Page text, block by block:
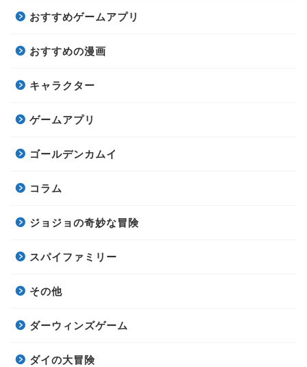
おすすめゲームアプリ
おすすめの漫画
キャラクター
ゲームアプリ
ゴールデンカムイ
コラム
ジョジョの奇妙な冒険
スパイファミリー
その他
ダーウィンズゲーム
ダイの大冒険